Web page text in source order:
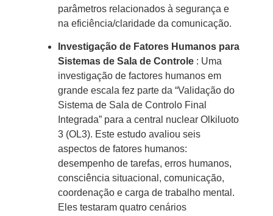
parâmetros relacionados à segurança e
na eficiência/claridade da comunicação.
Investigação de Fatores Humanos para
Sistemas de Sala de Controle : Uma
investigação de factores humanos em
grande escala fez parte da “Validação do
Sistema de Sala de Controlo Final
Integrada” para a central nuclear Olkiluoto
3 (OL3). Este estudo avaliou seis
aspectos de fatores humanos:
desempenho de tarefas, erros humanos,
consciência situacional, comunicação,
coordenação e carga de trabalho mental.
Eles testaram quatro cenários